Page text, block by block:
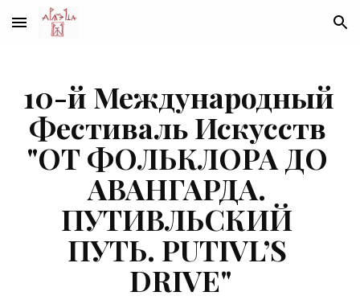
Skip to main content Skip to navigation
10-й Международный
Фестиваль Искусств
"ОТ ФОЛЬКЛОРА ДО
АВАНГАРДА.
ПУТИВЛЬСКИЙ
ПУТЬ. PUTIVL’S
DRIVE"